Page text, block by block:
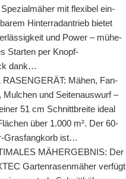
Spe­zi­al­mä­her mit fle­xi­bel ein­
Hin­ter­rad­an­trieb bie­tet
und Power – mühe­
Star­ten per Knopf­
dank…
RASENGERÄT: Mähen, Fan­
Mul­chen und Sei­ten­aus­wurf –
51 cm Schnitt­brei­te ide­al
über 1.000 m². Der 60-
Gras­fang­korb ist…
MÄHERGEBNIS: Der
Gar­ten­ra­sen­mä­her ver­fügt